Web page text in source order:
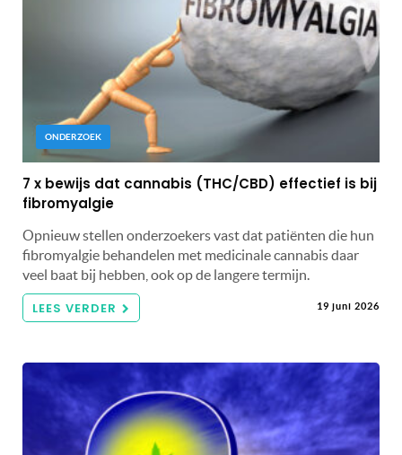
ONDERZOEK
7 x bewijs dat cannabis (THC/CBD) effectief is bij
fibromyalgie
Opnieuw stellen onderzoekers vast dat patiënten die hun
fibromyalgie behandelen met medicinale cannabis daar
veel baat bij hebben, ook op de langere termijn.
LEES VERDER 19 juni 2026